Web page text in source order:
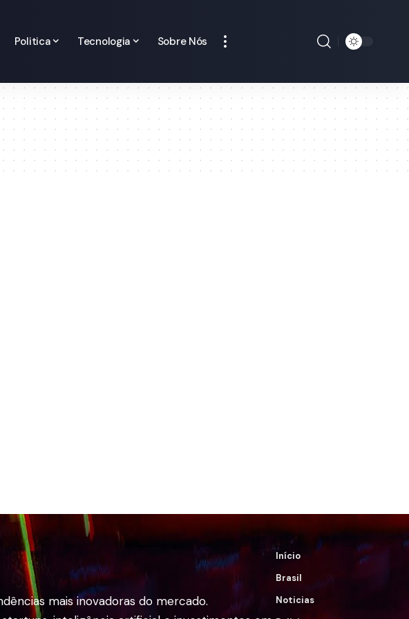
Politica Tecnologia Sobre Nós
mais inovadoras do mercado.
Início
Brasil
Noticias